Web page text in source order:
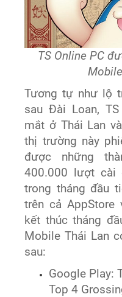
TS Online PC
Tương tự như lộ
sau Đài Loan,
mắt ở Thái Lan
thị trường này
được những
400.000 lượt cài
trong tháng đầu
trên cả AppStore
kết thúc tháng
Mobile Thái Lan
sau:
Google Play:
Top 4